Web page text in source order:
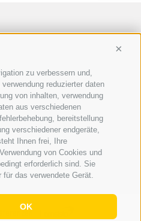
zu verbessern und,
reduzierter daten
von inhalten, verwendung
aus verschiedenen
bereitstellung
verschiedener endgeräte,
Ihnen frei, Ihre
von Cookies und
erforderlich sind. Sie
das verwendete Gerät.
OK